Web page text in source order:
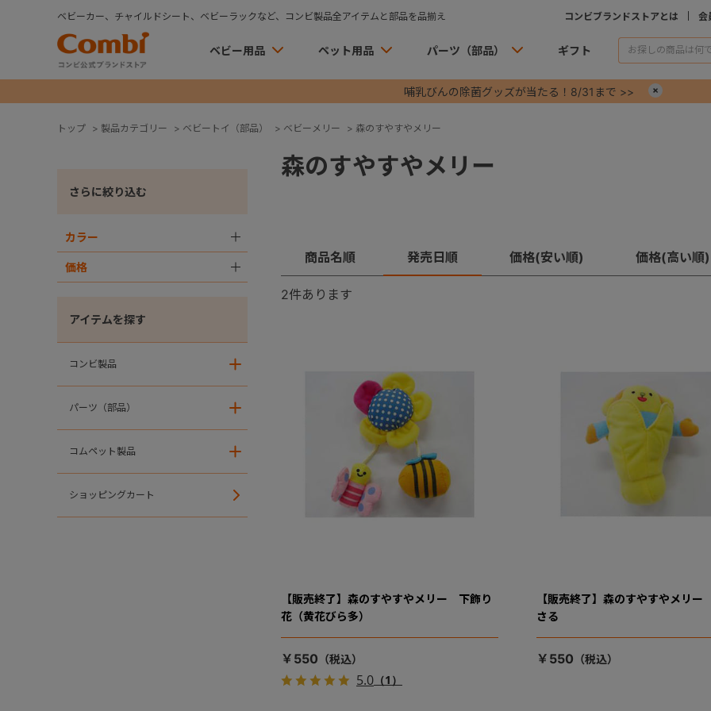
ベビーカー、チャイルドシート、ベビーラックなど、コンビ製品全アイテムと部品を品揃え コンビブランドストアとは 会
ベビー用品 ペット用品 パーツ（部品） ギフト
哺乳びんの除菌グッズが当たる！8/31まで >>
トップ > 製品カテゴリー > ベビートイ（部品） > ベビーメリー > 森のすやすやメリー
さらに絞り込む
カラー
価格
アイテムを探す
コンビ製品
パーツ（部品）
コムペット製品
ショッピングカート
森のすやすやメリー
商品名順 発売日順 価格(安い順) 価格(高い順)
2件あります
【販売終了】森のすやすやメリー 下飾り
花（黄花びら多）
￥550
5.0 （1）
【販売終了】森のすやすやメリ
さる
￥550